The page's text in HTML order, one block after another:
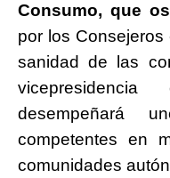
Consumo, que
por los
sanidad de las
desempeñará
competentes en
comunidades